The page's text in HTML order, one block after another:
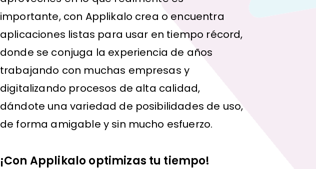
importante, con Applikalo crea o encuentra
aplicaciones listas para usar en tiempo récord,
donde se conjuga la experiencia de años
trabajando con muchas empresas y
digitalizando procesos de alta calidad,
dándote una variedad de posibilidades de uso,
de forma amigable y sin mucho esfuerzo.
¡Con Applikalo optimizas tu tiempo!